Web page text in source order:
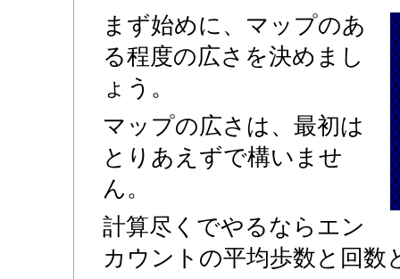
まず始めに、マップのあ
る程度の広さを決めまし
ょう。
マップの広さは、最初は
とりあえずで構いませ
ん。
計算尽くでやるならエン
カウントの平均歩数と回数